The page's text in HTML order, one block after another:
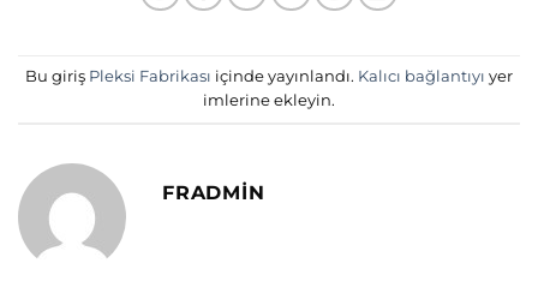
Bu giriş Pleksi Fabrikası içinde yayınlandı. Kalıcı bağlantıyı yer
imlerine ekleyin.
FRADMIN